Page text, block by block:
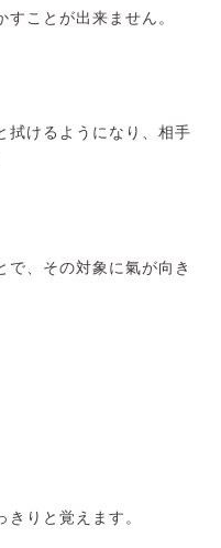
ことが出来ません。
拭けるようになり、相手
で、その対象に氣が向き
りと覚えます。